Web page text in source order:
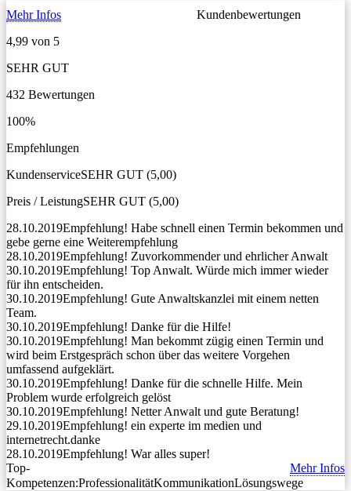
Mehr Infos
Kundenbewertungen
4,99 von 5
SEHR GUT
432 Bewertungen
100%
Empfehlungen
KundenserviceSEHR GUT (5,00)
Preis / LeistungSEHR GUT (5,00)
28.10.2019Empfehlung! Habe schnell einen Termin bekommen und
gebe gerne eine Weiterempfehlung
28.10.2019Empfehlung! Zuvorkommender und ehrlicher Anwalt
30.10.2019Empfehlung! Top Anwalt. Würde mich immer wieder
für ihn entscheiden.
30.10.2019Empfehlung! Gute Anwaltskanzlei mit einem netten
Team.
30.10.2019Empfehlung! Danke für die Hilfe!
30.10.2019Empfehlung! Man bekommt zügig einen Termin und
wird beim Erstgespräch schon über das weitere Vorgehen
umfassend aufgeklärt.
30.10.2019Empfehlung! Danke für die schnelle Hilfe. Mein
Problem wurde erfolgreich gelöst
30.10.2019Empfehlung! Netter Anwalt und gute Beratung!
29.10.2019Empfehlung! ein experte im medien und
internetrecht.danke
28.10.2019Empfehlung! War alles super!
Mehr Infos
Top-
Kompetenzen:ProfessionalitätKommunikationLösungswege